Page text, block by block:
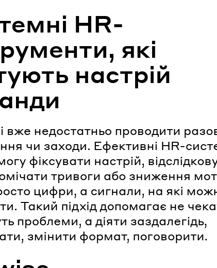
HR-
які
настрій
вже недостатньо проводити
чи заходи. Ефективні HR-
фіксувати настрій,
тривоги або зниження
цифри, а сигнали, на які
Такий підхід допомагає не
проблеми, а діяти заздалегідь,
змінити формат, поговорити.